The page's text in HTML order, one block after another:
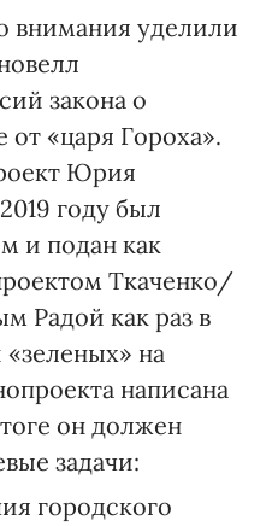
внимания уделили
закона о
«царя Гороха».
Юрия
году был
и подан как
Ткаченко/
Радой как раз в
на
написана
он должен
задачи:
городского